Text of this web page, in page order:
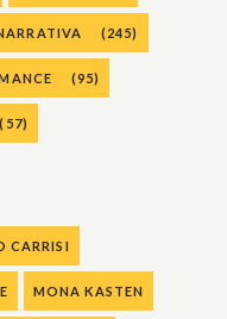
(245)
(95)
(57)
CARRISI
MONA KASTEN